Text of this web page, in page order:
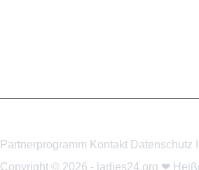
Partnerprogramm Kontakt Datenschutz
Copyright © 2026 - ladies24.org ❤